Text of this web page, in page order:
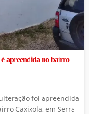
é apreendida no bairro
foi apreendida
Caxixola, em Serra